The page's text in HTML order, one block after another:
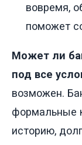
вовремя,
поможет
Может ли
под все
возможен.
формальные
историю,